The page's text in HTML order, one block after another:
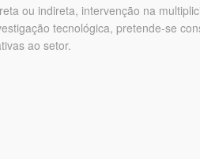
ou indireta, intervenção na
tecnológica, pretende-se
ao setor.